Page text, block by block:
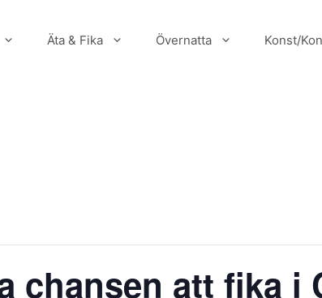
Äta & Fika Övernatta Konst/
chansen att fika i